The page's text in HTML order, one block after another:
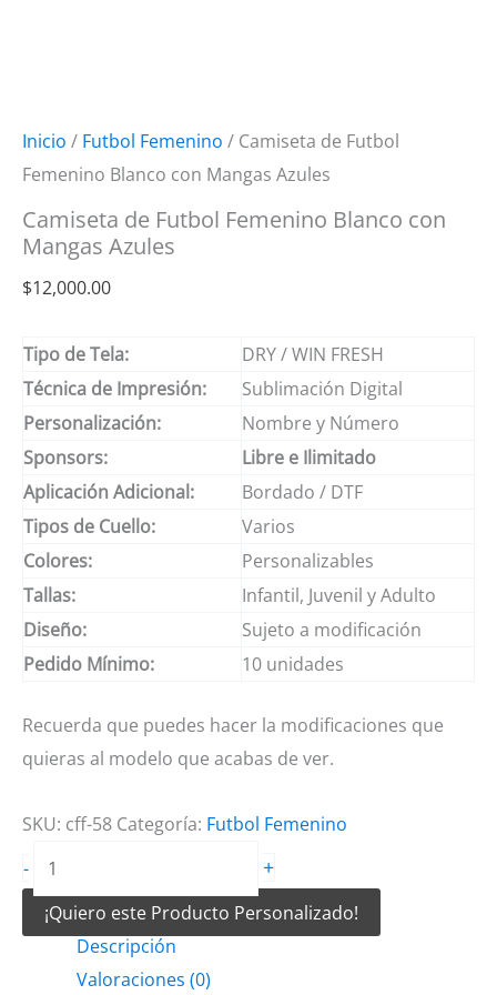
Inicio / Futbol Femenino / Camiseta de Futbol
Femenino Blanco con Mangas Azules
Camiseta de Futbol Femenino Blanco con
Mangas Azules
$12,000.00
Tipo de Tela:
DRY / WIN FRESH
Técnica de Impresión:
Sublimación Digital
Personalización:
Nombre y Número
Sponsors:
Libre e Ilimitado
Aplicación Adicional:
Bordado / DTF
Tipos de Cuello:
Varios
Colores:
Personalizables
Tallas:
Infantil, Juvenil y Adulto
Diseño:
Sujeto a modificación
Pedido Mínimo:
10 unidades
Recuerda que puedes hacer la modificaciones que
quieras al modelo que acabas de ver.
SKU: cff-58 Categoría: Futbol Femenino
-
Camiseta
de
Futbol
Femenino
Blanco
+
¡Quiero este Producto Personalizado!
Descripción
Valoraciones (0)